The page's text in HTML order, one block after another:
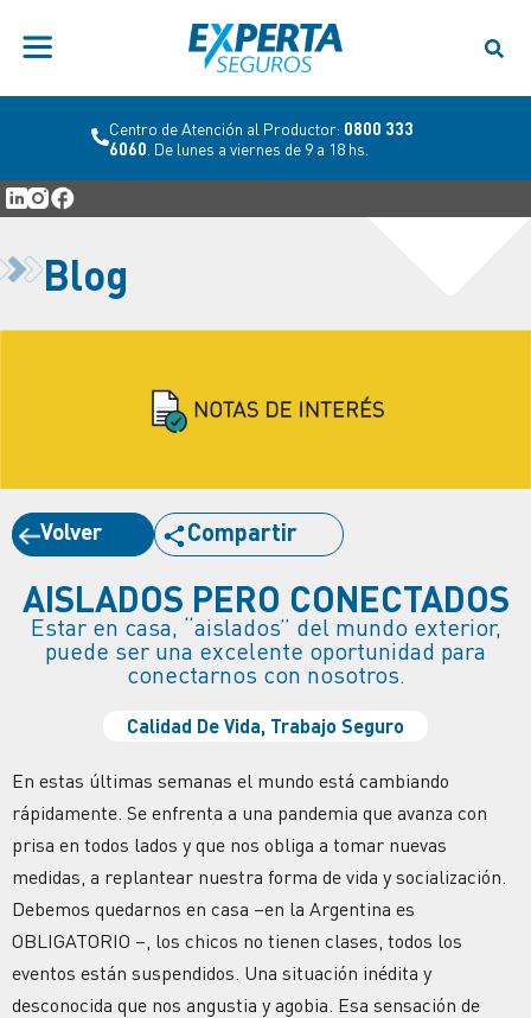
Centro de Atención al Productor: 0800 333
6060 . De lunes a viernes de 9 a 18 hs.
Blog
Volver Compartir
AISLADOS PERO CONECTADOS
Estar en casa, “aislados” del mundo exterior,
puede ser una excelente oportunidad para
conectarnos con nosotros.
Calidad De Vida, Trabajo Seguro
En estas últimas semanas el mundo está cambiando
rápidamente. Se enfrenta a una pandemia que avanza con
prisa en todos lados y que nos obliga a tomar nuevas
medidas, a replantear nuestra forma de vida y socialización.
Debemos quedarnos en casa –en la Argentina es
OBLIGATORIO –, los chicos no tienen clases, todos los
eventos están suspendidos. Una situación inédita y
desconocida que nos angustia y agobia. Esa sensación de